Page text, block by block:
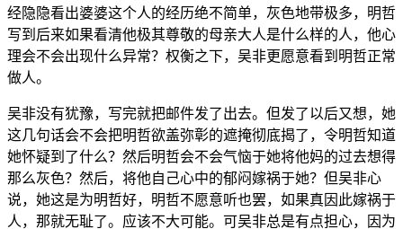
经隐隐看出婆婆这个人的经历绝不简单，灰色地带极多，明哲
写到后来如果看清他极其尊敬的母亲大人是什么样的人，他心
理会不会出现什么异常？权衡之下，吴非更愿意看到明哲正常
做人。
吴非没有犹豫，写完就把邮件发了出去。但发了以后又想，她
这几句话会不会把明哲欲盖弥彰的遮掩彻底揭了，令明哲知道
她怀疑到了什么？然后明哲会不会气恼于她将他妈的过去想得
那么灰色？然后，将他自己心中的郁闷嫁祸于她？但吴非心
说，她这是为明哲好，明哲不愿意听也罢，如果真因此嫁祸于
人，那就无耻了。应该不大可能。可吴非总是有点担心，因为